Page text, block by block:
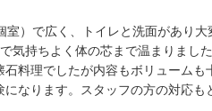
）で広く、トイレと洗面があり
気持ちよく体の芯まで温まりまし
料理でしたが内容もボリューム
なります。スタッフの方の対応